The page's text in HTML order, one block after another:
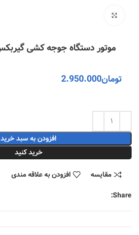
تومان2.950.000
افزودن به سبد خرید
خرید کنید
مقایسه
افزودن به علاقه مندی
Share: